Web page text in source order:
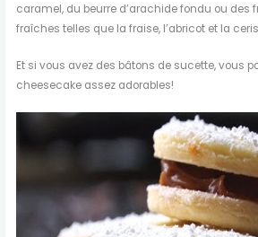
caramel, du beurre d’arachide fondu ou des
fraîches telles que la fraise, l’abricot et la
Et si vous avez des bâtons de sucette, vous
cheesecake assez adorables!